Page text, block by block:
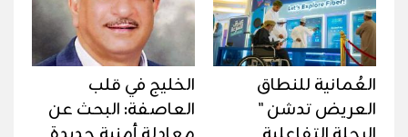
العُمانية للنطاق
العريض تدشن "
الخليج في قلب
العاصفة: البحث عن